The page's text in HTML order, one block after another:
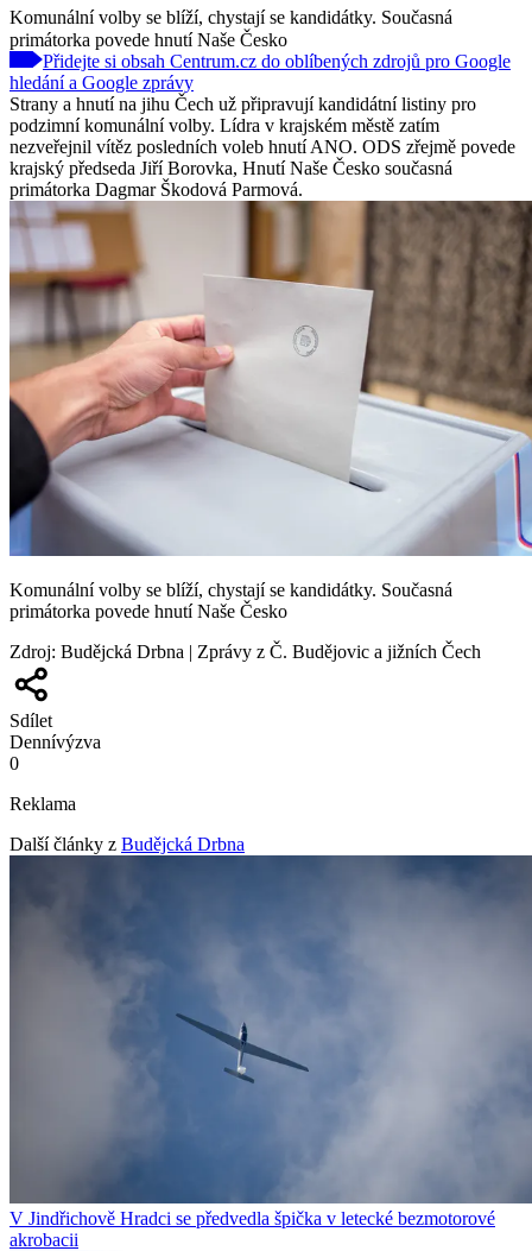
Komunální volby se blíží, chystají se kandidátky. Současná
primátorka povede hnutí Naše Česko
Přidejte si obsah Centrum.cz do oblíbených zdrojů pro Google
hledání a Google zprávy
Strany a hnutí na jihu Čech už připravují kandidátní listiny pro
podzimní komunální volby. Lídra v krajském městě zatím
nezveřejnil vítěz posledních voleb hnutí ANO. ODS zřejmě povede
krajský předseda Jiří Borovka, Hnutí Naše Česko současná
primátorka Dagmar Škodová Parmová.
Komunální volby se blíží, chystají se kandidátky. Současná
primátorka povede hnutí Naše Česko
Zdroj: Budějcká Drbna | Zprávy z Č. Budějovic a jižních Čech
Sdílet
Dennívýzva
0
Reklama
Další články z Budějcká Drbna
V Jindřichově Hradci se předvedla špička v letecké bezmotorové
akrobacii